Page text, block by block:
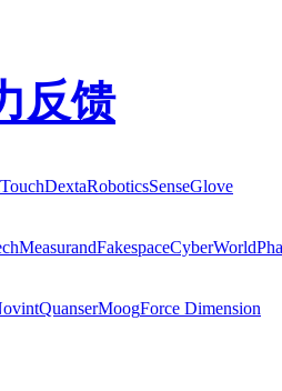
反馈
DextaRoboticsSenseGlove
MeasurandFakespaceCyberWorld
QuanserMoogForce Dimension